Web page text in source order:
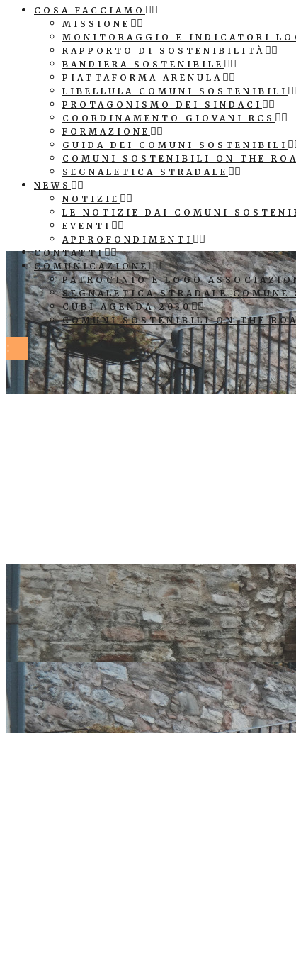
COSA FACCIAMO
MISSIONE
MONITORAGGIO E INDICATORI
RAPPORTO DI SOSTENIBILITÀ
BANDIERA SOSTENIBILE
PIATTAFORMA ARENULA
LIBELLULA COMUNI SOSTENIBILI
PROTAGONISMO DEI SINDACI
COORDINAMENTO GIOVANI RCS
FORMAZIONE
GUIDA DEI COMUNI SOSTENIBILI
COMUNI SOSTENIBILI ON THE
SEGNALETICA STRADALE
NEWS
NOTIZIE
LE NOTIZIE DAI COMUNI
EVENTI
APPROFONDIMENTI
CONTATTI
COMUNICAZIONE
PATROCINIO E LOGO
SEGNALETICA STRADALE
CUBI AGENDA 2030
COMUNI SOSTENIBILI ON THE